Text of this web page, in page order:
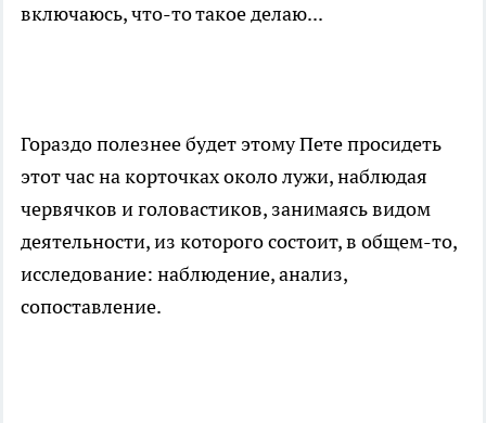
включаюсь, что-то такое делаю...
Гораздо полезнее будет этому Пете просидеть
этот час на корточках около лужи, наблюдая
червячков и головастиков, занимаясь видом
деятельности, из которого состоит, в общем-то,
исследование: наблюдение, анализ,
сопоставление.